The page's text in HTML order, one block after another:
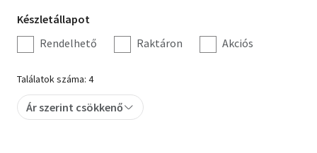
Hobbi, szabadidő
Irodalom
Művészet
Szakkönyv
Készletállapot
szűrés
Készletállapot
Rendelhető
Raktáron Akciós
Találatok száma: 4
Ár szerint csökkenő